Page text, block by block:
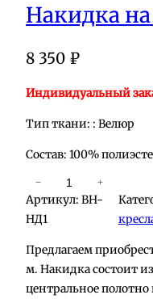
Накидка
8 350 ₽
Индивидуальный
Тип ткани: : Велюр
Состав: 100%
о
л
и
− +
Артикул: BH-
НД1
Предлагаем
м. Накидка состоит
центральное полотно